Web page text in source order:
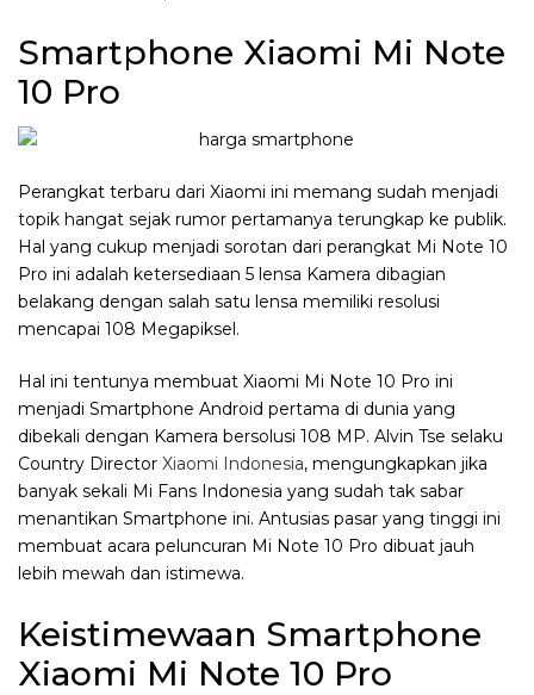
Smartphone Xiaomi Mi Note
10 Pro
Perangkat terbaru dari Xiaomi ini memang sudah menjadi
topik hangat sejak rumor pertamanya terungkap ke publik.
Hal yang cukup menjadi sorotan dari perangkat Mi Note 10
Pro ini adalah ketersediaan 5 lensa Kamera dibagian
belakang dengan salah satu lensa memiliki resolusi
mencapai 108 Megapiksel.
Hal ini tentunya membuat Xiaomi Mi Note 10 Pro ini
menjadi Smartphone Android pertama di dunia yang
dibekali dengan Kamera bersolusi 108 MP. Alvin Tse selaku
Country Director Xiaomi Indonesia, mengungkapkan jika
banyak sekali Mi Fans Indonesia yang sudah tak sabar
menantikan Smartphone ini. Antusias pasar yang tinggi ini
membuat acara peluncuran Mi Note 10 Pro dibuat jauh
lebih mewah dan istimewa.
Keistimewaan Smartphone
Xiaomi Mi Note 10 Pro